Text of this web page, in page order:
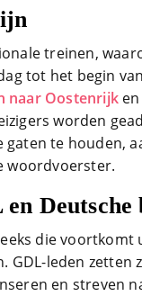
treinen,
tot het begin
naar Oostenrijk en
worden
te houden,
woordvoerster.
Deutsche
die
GDL-leden
en streven